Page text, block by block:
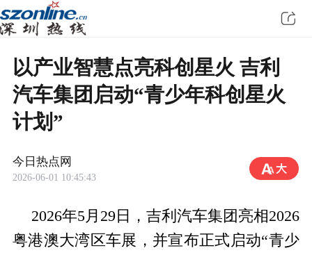
以产业智慧点亮科创星火 吉利
汽车集团启动“青少年科创星火
计划”
今日热点网
2026-06-01 10:45:43
2026年5月29日，吉利汽车集团亮相2026
粤港澳大湾区车展，并宣布正式启动“青少